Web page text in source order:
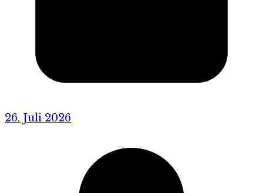
26. Juli 2026